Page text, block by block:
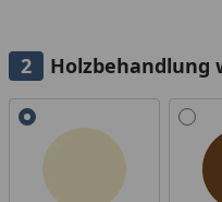
Holzbehandlung
Alle anzeigen (2)